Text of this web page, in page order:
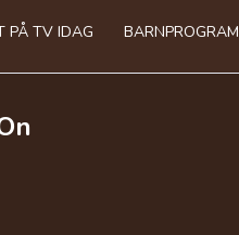
PÅ TV IDAG BARNPROGRAM